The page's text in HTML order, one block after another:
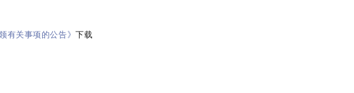
有关事项的公告》下载